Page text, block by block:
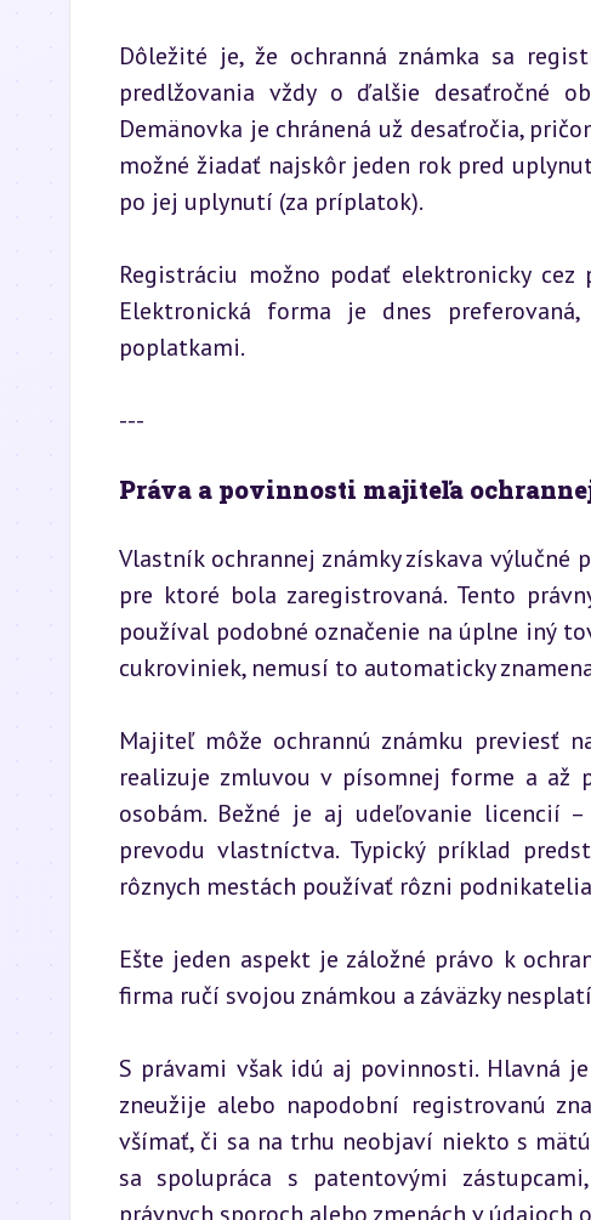
Dôležité je, že ochranná známka sa
predlžovania vždy o ďalšie desaťročné
Demänovka je chránená už desaťročia,
možné žiadať najskôr jeden rok pred
po jej uplynutí (za príplatok).
Registráciu možno podať elektronicky
Elektronická forma je dnes
poplatkami.
---
Práva a povinnosti majiteľa
Vlastník ochrannej známky získava výlučné
pre ktoré bola zaregistrovaná. Tento
používal podobné označenie na úplne iný
cukroviniek, nemusí to automaticky
Majiteľ môže ochrannú známku previesť
realizuje zmluvou v písomnej forme a až
osobám. Bežné je aj udeľovanie licencií
prevodu vlastníctva. Typický príklad
rôznych mestách používať rôzni
Ešte jeden aspekt je záložné právo k
firma ručí svojou známkou a záväzky
S právami však idú aj povinnosti. Hlavná
zneužije alebo napodobní registrovanú
všímať, či sa na trhu neobjaví niekto s
sa spolupráca s patentovými